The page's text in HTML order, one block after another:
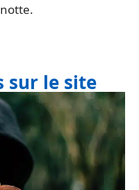
sur le site